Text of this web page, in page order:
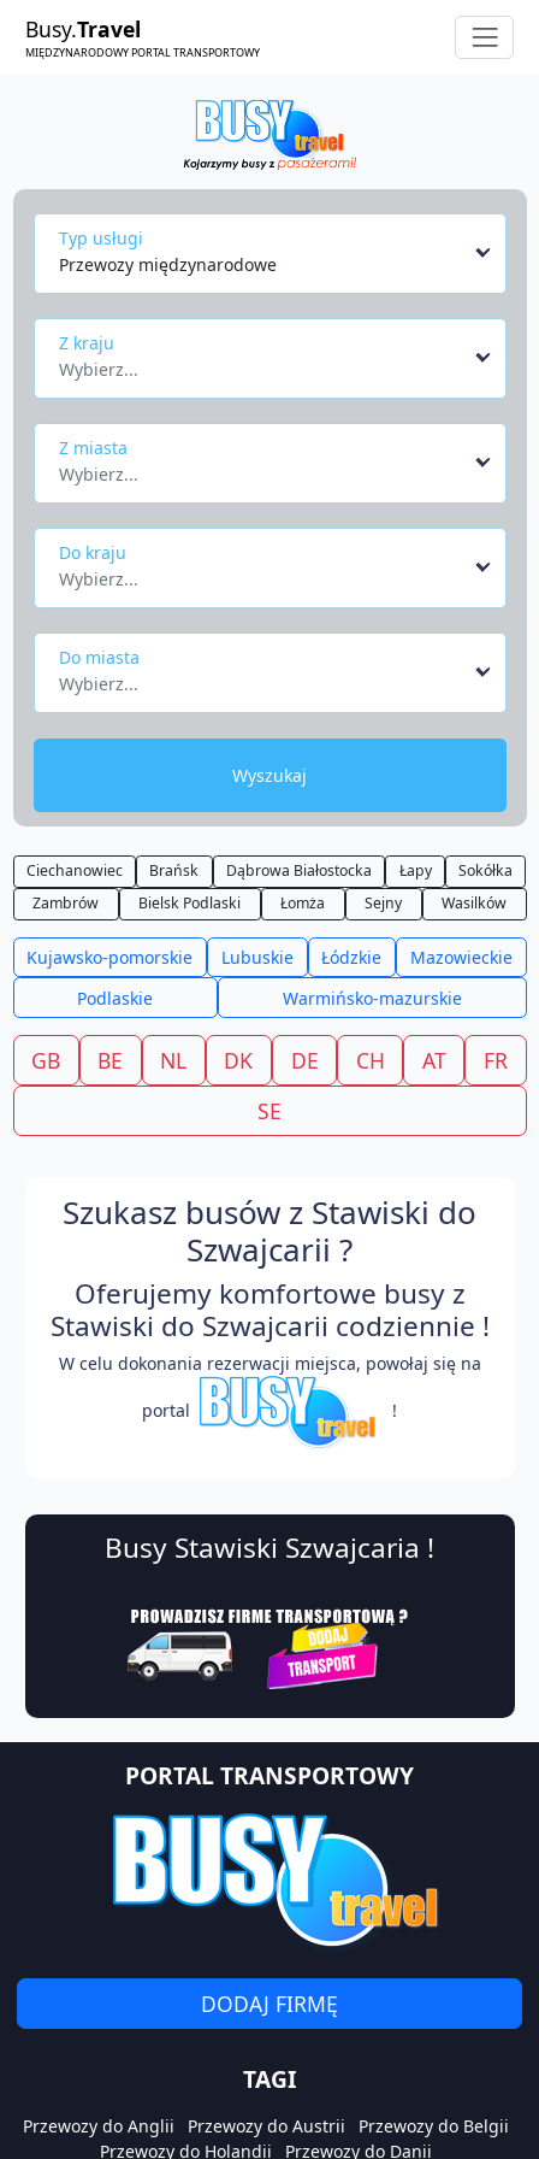
Busy.Travel
MIĘDZYNARODOWY PORTAL TRANSPORTOWY
Typ usługi
Przewozy międzynarodowe
Z kraju
Wybierz...
Z miasta
Wybierz...
Do kraju
Wybierz...
Do miasta
Wybierz...
Wyszukaj
Ciechanowiec Brańsk Dąbrowa Białostocka Łapy
Sokółka
Zambrów
Bielsk Podlaski Łomża Sejny Wasilków
Kujawsko-pomorskie Lubuskie Łódzkie
Mazowieckie
Podlaskie
Warmińsko-mazurskie
GB BE NL DK DE CH AT
FR
SE
Szukasz busów z Stawiski do
Szwajcarii ?
Oferujemy komfortowe busy z
Stawiski do Szwajcarii codziennie !
W celu dokonania rezerwacji miejsca, powołaj się na
portal !
Busy Stawiski Szwajcaria !
PORTAL TRANSPORTOWY
DODAJ FIRMĘ
TAGI
Przewozy do Anglii Przewozy do Austrii
Przewozy do Belgii
Przewozy do Holandii
Przewozy do Danii